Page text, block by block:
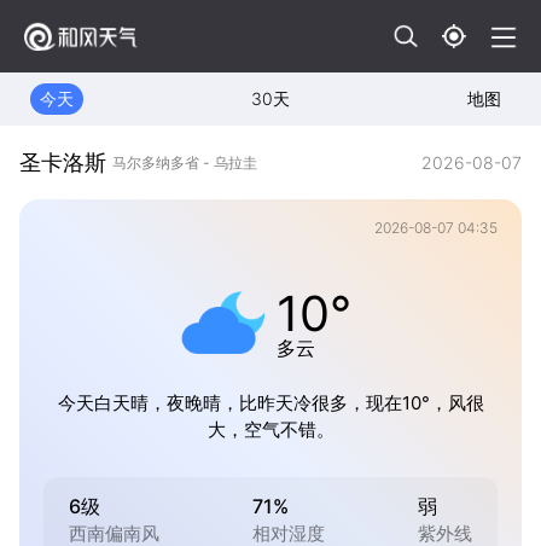
今天 30天 地图
圣卡洛斯 马尔多纳多省 - 乌拉圭 2026-08-07
2026-08-07 04:35
10°
多云
今天白天晴，夜晚晴，比昨天冷很多，现在10°，风很
大，空气不错。
6级
西南偏南风
71%
相对湿度
弱
紫外线